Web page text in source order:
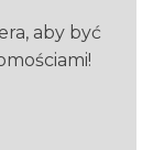
aby być